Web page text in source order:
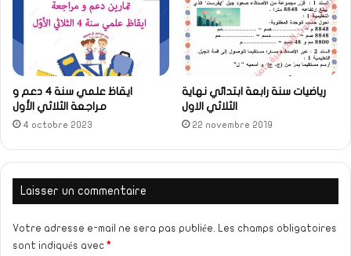
ايقاظ علمي سنة 4 دعم و
مراجعة الثلاثي الأول
4 octobre 2023
رياضيات سنة رابعة ابتدائي نهاية
الثلاثي الاول
22 novembre 2019
Laisser un commentaire
Votre adresse e-mail ne sera pas publiée. Les champs obligatoires
sont indiqués avec *